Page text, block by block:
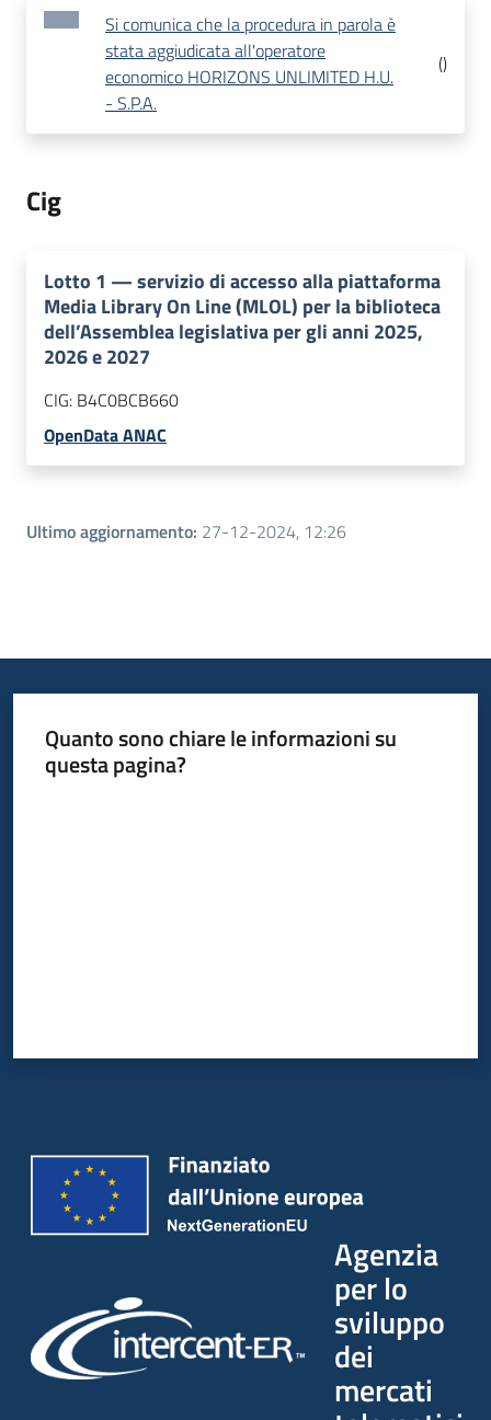
Si comunica che la procedura in parola è
stata aggiudicata all'operatore
economico HORIZONS UNLIMITED H.U.
- S.P.A.
()
Cig
Lotto 1 —servizio di accesso alla piattaforma
Media Library On Line (MLOL) per la biblioteca
dell’Assemblea legislativa per gli anni 2025,
2026 e 2027
CIG: B4C0BCB660
OpenData ANAC
Ultimo aggiornamento: 27-12-2024, 12:26
Quanto sono chiare le informazioni su
questa pagina?
Agenzia
per lo
sviluppo
dei
mercati